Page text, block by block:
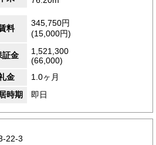
めの物件です。
【周辺ガイド】
京都千代田区内神田3丁目」は、神田
いう好立地に位置しています。交通
線・中央線・京浜東北線、東京メト
淡路町駅や小川町駅も徒歩圏内にあ
るのが大きな魅力です。周辺はビジネ
らも、飲食店やカフェが多く点在し、
合わせにも便利な環境が整っていま
舗の蕎麦屋や人気のラーメン店、気
富で、毎日の外食にも飽きが来ませ
「神田駅前郵便局」があり、日常的
できます。また、「東京都千代田合同
料
345,750円
(15,000円)
証金
1,521,300
(66,000)
金
1.0ヶ月
時期
即日
22-3